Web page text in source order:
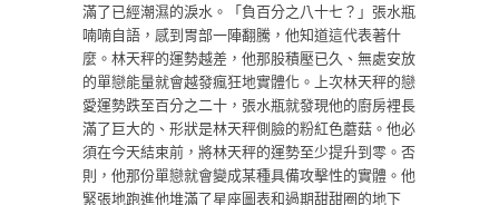
滿了已經潮濕的淚水。「負百分之八十七？」張水瓶
喃喃自語，感到胃部一陣翻騰，他知道這代表著什
麼。林天秤的運勢越差，他那股積壓已久、無處安放
的單戀能量就會越發瘋狂地實體化。上次林天秤的戀
愛運勢跌至百分之二十，張水瓶就發現他的廚房裡長
滿了巨大的、形狀是林天秤側臉的粉紅色蘑菇。他必
須在今天結束前，將林天秤的運勢至少提升到零。否
則，他那份單戀就會變成某種具備攻擊性的實體。他
緊張地跑進他堆滿了星座圖表和過期甜甜圈的地下